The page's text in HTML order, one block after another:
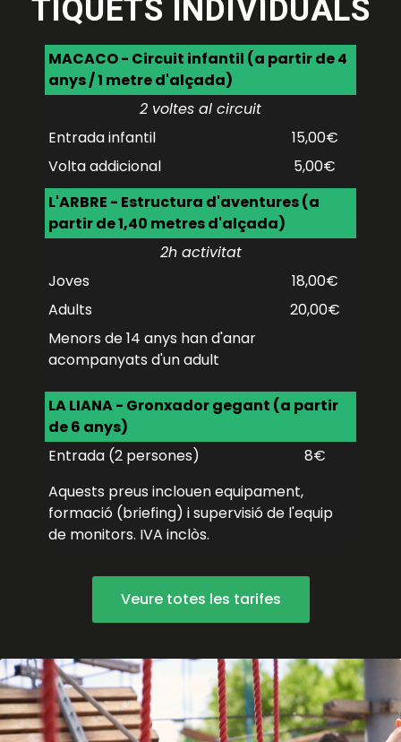
TIQUETS INDIVIDUALS
MACACO - Circuit infantil (a partir de 4
anys / 1 metre d'alçada)
2 voltes al circuit
Entrada infantil
15,00€
Volta addicional
5,00€
L'ARBRE - Estructura d'aventures (a
partir de 1,40 metres d'alçada)
2h activitat
Joves
18,00€
Adults
20,00€
Menors de 14 anys han d'anar
acompanyats d'un adult
LA LIANA - Gronxador gegant (a partir
de 6 anys)
Entrada (2 persones)
8€
Aquests preus inclouen equipament,
formació (briefing) i supervisió de l'equip
de monitors. IVA inclòs.
Veure totes les tarifes